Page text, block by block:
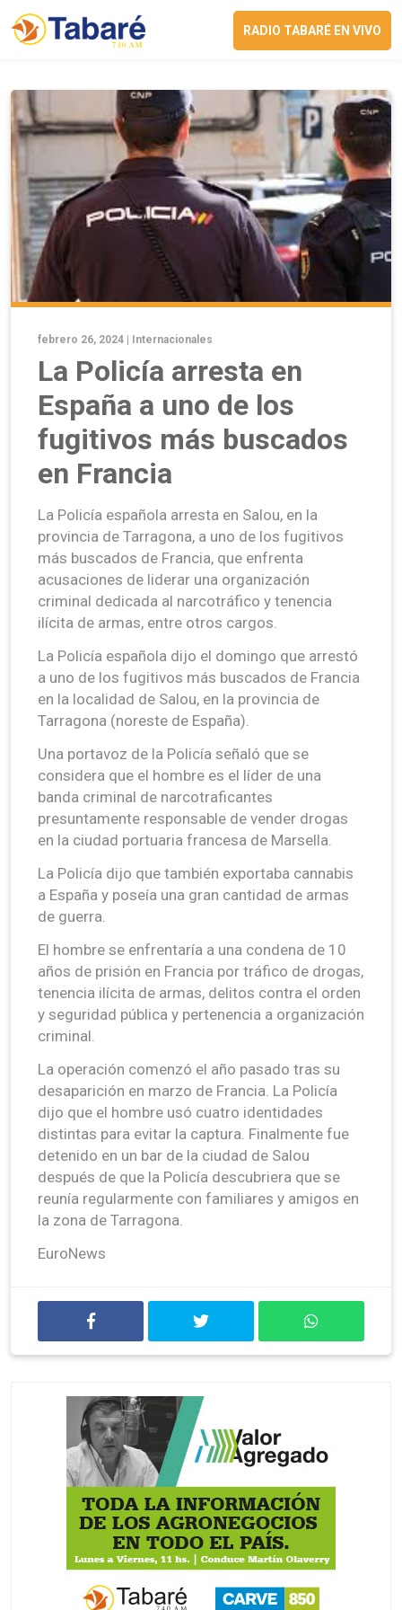
RADIO TABARÉ EN VIVO
febrero 26, 2024 | Internacionales
La Policía arresta en
España a uno de los
fugitivos más buscados
en Francia
La Policía española arresta en Salou, en la
provincia de Tarragona, a uno de los fugitivos
más buscados de Francia, que enfrenta
acusaciones de liderar una organización
criminal dedicada al narcotráfico y tenencia
ilícita de armas, entre otros cargos.
La Policía española dijo el domingo que arrestó
a uno de los fugitivos más buscados de Francia
en la localidad de Salou, en la provincia de
Tarragona (noreste de España).
Una portavoz de la Policía señaló que se
considera que el hombre es el líder de una
banda criminal de narcotraficantes
presuntamente responsable de vender drogas
en la ciudad portuaria francesa de Marsella.
La Policía dijo que también exportaba cannabis
a España y poseía una gran cantidad de armas
de guerra.
El hombre se enfrentaría a una condena de 10
años de prisión en Francia por tráfico de drogas,
tenencia ilícita de armas, delitos contra el orden
y seguridad pública y pertenencia a organización
criminal.
La operación comenzó el año pasado tras su
desaparición en marzo de Francia. La Policía
dijo que el hombre usó cuatro identidades
distintas para evitar la captura. Finalmente fue
detenido en un bar de la ciudad de Salou
después de que la Policía descubriera que se
reunía regularmente con familiares y amigos en
la zona de Tarragona.
EuroNews